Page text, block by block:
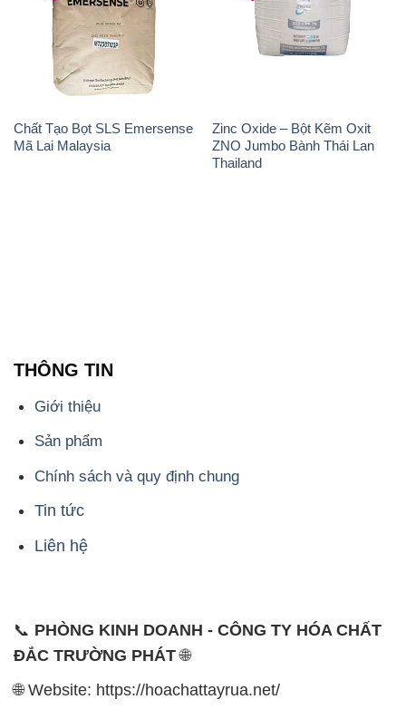
Chất Tạo Bọt SLS Emersense
Mã Lai Malaysia
Zinc Oxide – Bột Kẽm Oxit
ZNO Jumbo Bành Thái Lan
Thailand
THÔNG TIN
Giới thiệu
Sản phẩm
Chính sách và quy định chung
Tin tức
Liên hệ
📞 PHÒNG KINH DOANH - CÔNG TY HÓA CHẤT
ĐẮC TRƯỜNG PHÁT🌐
🌐 Website: https://hoachattayrua.net/